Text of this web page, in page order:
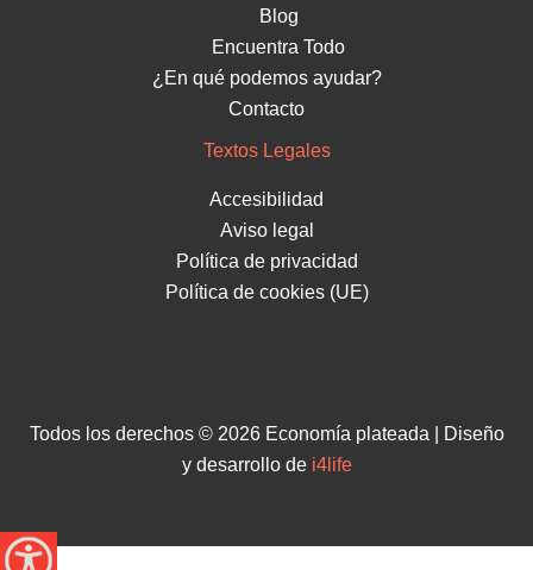
Blog
Encuentra Todo
¿En qué podemos ayudar?
Contacto
Textos Legales
Accesibilidad
Aviso legal
Política de privacidad
Política de cookies (UE)
Todos los derechos © 2026 Economía plateada | Diseño
y desarrollo de i4life